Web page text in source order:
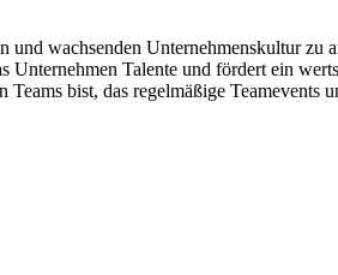
wachsenden Unternehmenskultur zu
Talente und fördert ein
bist, das regelmäßige Teamevents